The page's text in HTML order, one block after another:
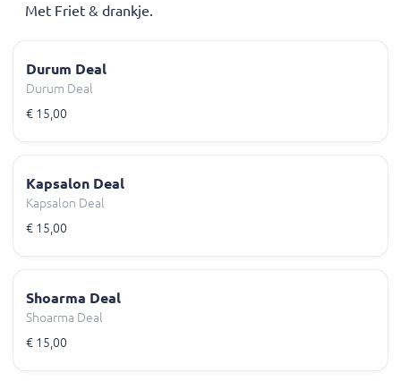
Met Friet & drankje.
Durum Deal
Durum Deal
€ 15,00
Kapsalon Deal
Kapsalon Deal
€ 15,00
Shoarma Deal
Shoarma Deal
€ 15,00